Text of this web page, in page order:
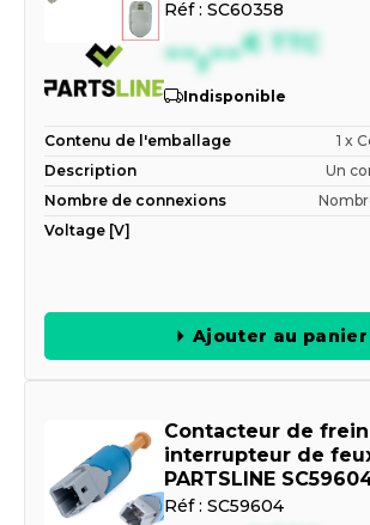
Réf : SC60358
--,--€ TTC
Indisponible
Contenu de l'emballage
1 x
Description
Un
Nombre de connexions
Voltage [V]
Ajouter au panier
Contacteur de
interrupteur de
PARTSLINE
Réf : SC59604